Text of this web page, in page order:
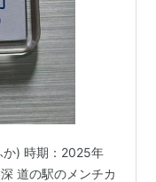
か) 時期：2025年
道の駅のメンチカ